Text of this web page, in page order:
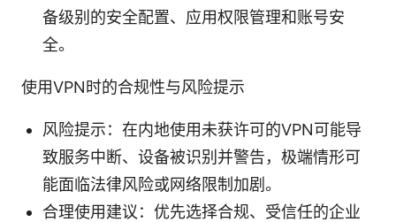
备级别的安全配置、应用权限管理和账号安
全。
使用VPN时的合规性与风险提示
风险提示：在内地使用未获许可的VPN可能导
致服务中断、设备被识别并警告，极端情形可
能面临法律风险或网络限制加剧。
合理使用建议：优先选择合规、受信任的企业